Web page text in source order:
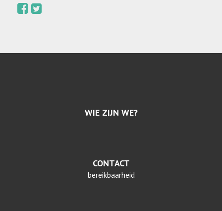
WIE ZIJN WE?
CONTACT
bereikbaarheid